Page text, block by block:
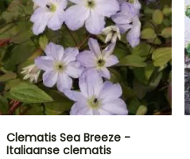
Clematis Sea Breeze -
Italiaanse clematis